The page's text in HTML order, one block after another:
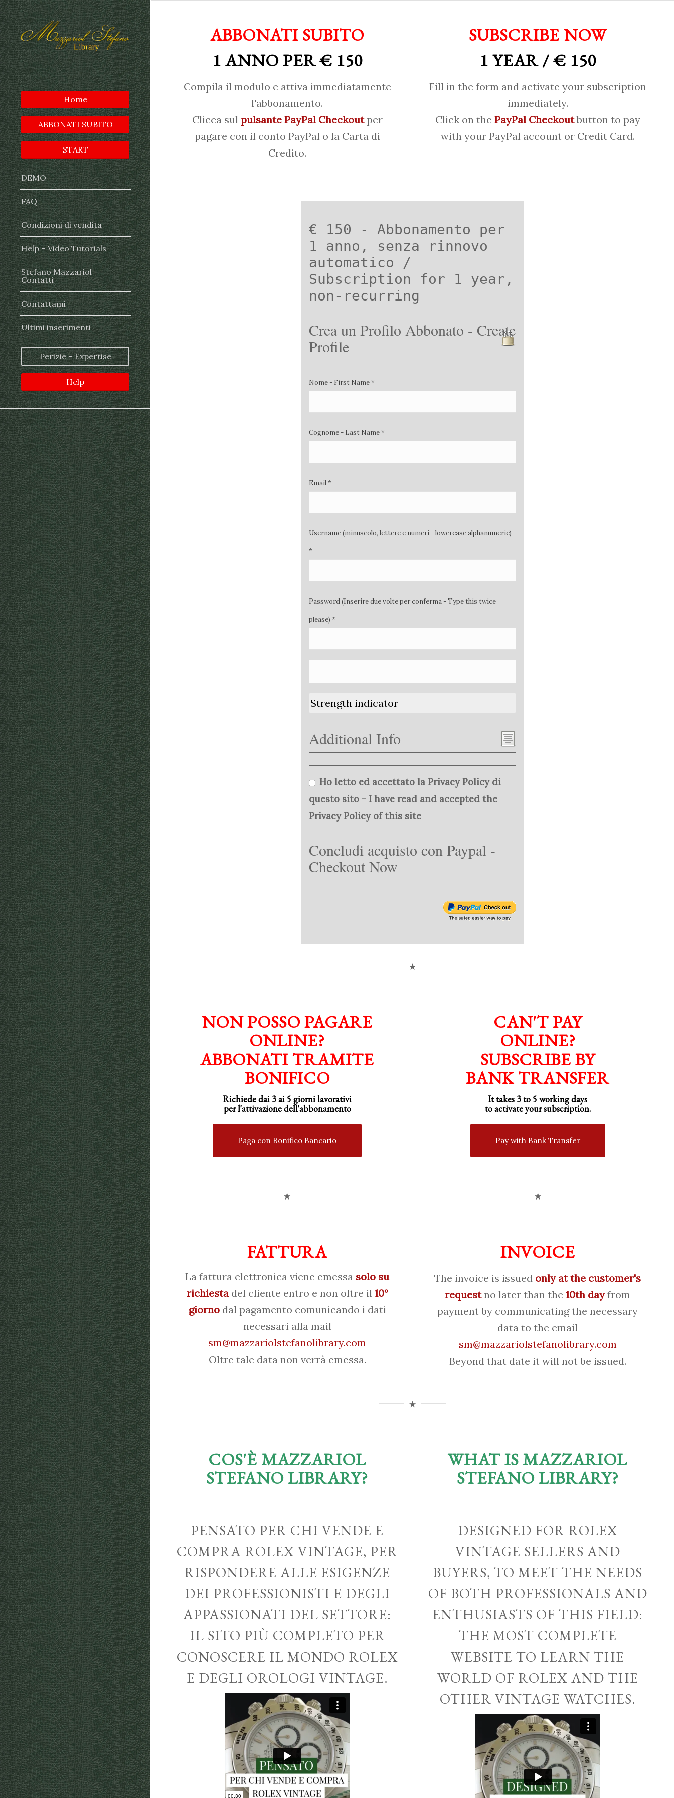
Home
ABBONATI SUBITO
START
DEMO
FAQ
Condizioni di vendita
Help – Video Tutorials
Stefano Mazzariol –
Contatti
Contattami
Ultimi inserimenti
Perizie – Expertise
Help
ABBONATI SUBITO
1 ANNO PER € 150
Compila il modulo e attiva immediatamente
l'abbonamento.
Clicca sul pulsante PayPal Checkoutper
pagare con il conto PayPal o la Carta di
Credito.
SUBSCRIBE NOW
1 YEAR / € 150
Fill in the form and activate your subscription
immediately.
Click on the PayPal Checkoutbutton to pay
with your PayPal account or Credit Card.
€ 150 - Abbonamento per
1 anno, senza rinnovo
automatico /
Subscription for 1 year,
non-recurring
Crea un Profilo Abbonato - Create
Profile
Nome - First Name *
Cognome - Last Name *
Email *
Username (minuscolo, lettere e numeri - lowercase alphanumeric)
*
Password (Inserire due volte per conferma - Type this twice
please) *
Strength indicator
Additional Info
Ho letto ed accettato la Privacy Policy di
questo sito - I have read and accepted the
Privacy Policy of this site
Concludi acquisto con Paypal -
Checkout Now
NON POSSO PAGARE
ONLINE?
ABBONATI TRAMITE
BONIFICO
Richiede dai 3 ai 5 giorni lavorativi
perl'attivazionedell'abbonamento
Paga con Bonifico Bancario
FATTURA
La fattura elettronica viene emessa solo su
richiestadel cliente entro e non oltre il 10°
giornodal pagamento comunicando i dati
necessari alla mail
sm@mazzariolstefanolibrary.com
Oltre tale data non verrà emessa.
CAN'T PAY
ONLINE?
SUBSCRIBE BY
BANK TRANSFER
It takes 3 to 5 working days
to activate your subscription.
Pay with Bank Transfer
INVOICE
The invoice is issued only at the customer's
requestno later than the10th dayfrom
payment by communicating the necessary
data to the email
sm@mazzariolstefanolibrary.com
Beyond that date it will not be issued.
COS'È MAZZARIOL
STEFANO LIBRARY?
WHAT IS MAZZARIOL
STEFANO LIBRARY?
PENSATO PER CHI VENDE E
COMPRA ROLEX VINTAGE, PER
RISPONDERE ALLE ESIGENZE
DEI PROFESSIONISTI E DEGLI
APPASSIONATI DEL SETTORE:
IL SITO PIÙ COMPLETO PER
CONOSCERE IL MONDO ROLEX
E DEGLI OROLOGI VINTAGE.
DESIGNED FOR ROLEX
VINTAGE SELLERS AND
BUYERS, TO MEET THE NEEDS
OF BOTH PROFESSIONALS AND
ENTHUSIASTS OF THIS FIELD:
THE MOST COMPLETE
WEBSITE TO LEARN THE
WORLD OF ROLEX AND THE
OTHER VINTAGE WATCHES.